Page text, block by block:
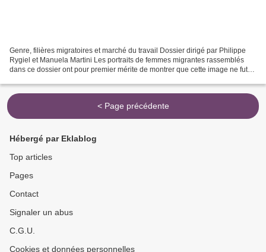
Genre, filières migratoires et marché du travail Dossier dirigé par Philippe
Rygiel et Manuela Martini Les portraits de femmes migrantes rassemblés
dans ce dossier ont pour premier mérite de montrer que cette image ne fut
< Page précédente
Hébergé par Eklablog
Top articles
Pages
Contact
Signaler un abus
C.G.U.
Cookies et données personnelles